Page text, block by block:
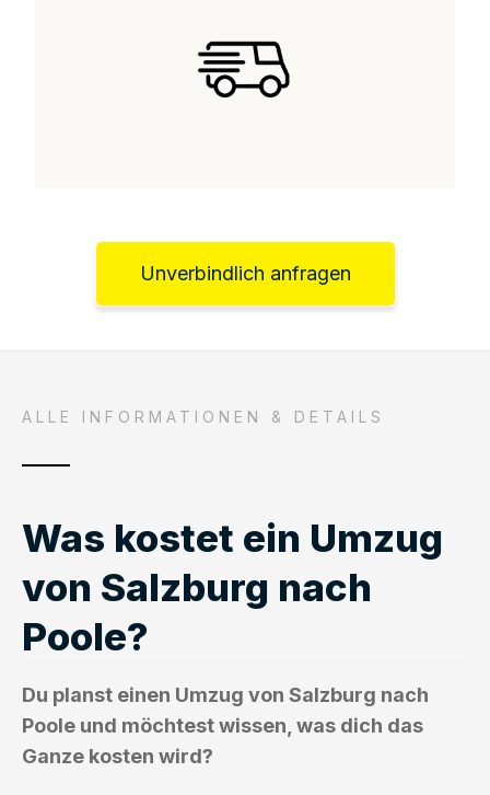
Unverbindlich anfragen
ALLE INFORMATIONEN & DETAILS
Was kostet ein Umzug
von Salzburg nach
Poole?
Du planst einen Umzug von Salzburg nach
Poole und möchtest wissen, was dich das
Ganze kosten wird?